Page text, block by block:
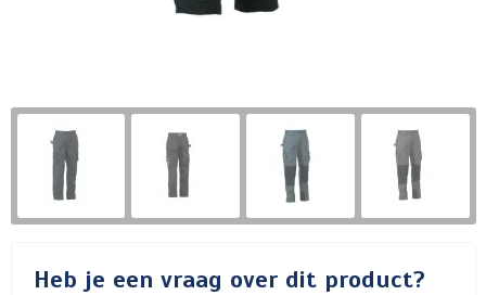
Heb je een vraag over dit product?